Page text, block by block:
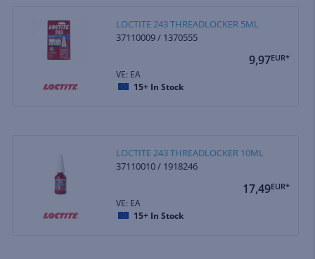
LOCTITE 243 THREADLOCKER 5ML
37110009 / 1370555
9,97EUR*
VE: EA
15+ In Stock
LOCTITE 243 THREADLOCKER 10ML
37110010 / 1918246
17,49EUR*
VE: EA
15+ In Stock